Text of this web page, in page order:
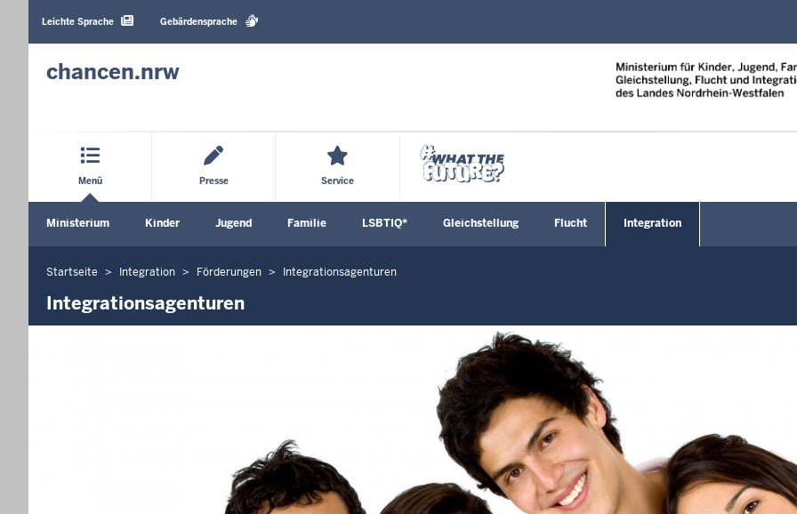
Sprachen
Leichte Sprache Gebärdensprache
chancen.nrw
Hauptmenü
Menü Presse Service
Ministerium Kinder Jugend Familie LSBTIQ* Gleichstellung Flucht Integration
Sie
befinden
Startseite Integration Förderungen Integrationsagenturen
Integrationsagenturen